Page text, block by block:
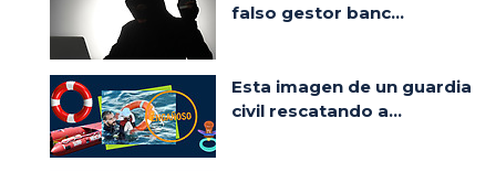
falso gestor banc...
Esta imagen de un guardia
civil rescatando a...